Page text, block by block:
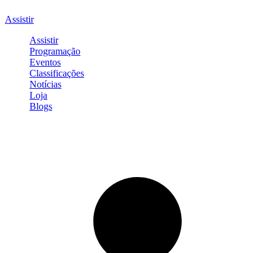
Assistir
Assistir
Programação
Eventos
Classificações
Notícias
Loja
Blogs